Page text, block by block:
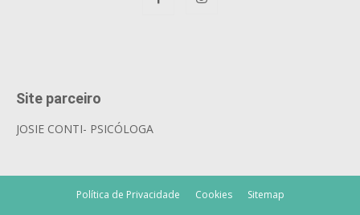
Site parceiro
JOSIE CONTI- PSICÓLOGA
Política de Privacidade Cookies Sitemap